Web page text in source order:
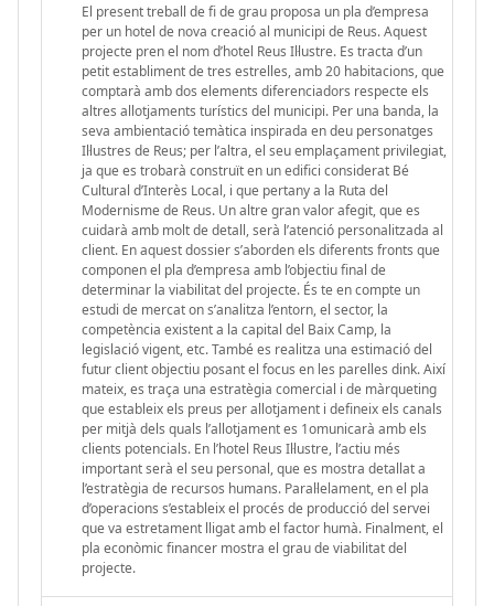
El present treball de fi de grau proposa un pla d’empresa
per un hotel de nova creació al municipi de Reus. Aquest
projecte pren el nom d’hotel Reus Il·lustre. Es tracta d’un
petit establiment de tres estrelles, amb 20 habitacions, que
comptarà amb dos elements diferenciadors respecte els
altres allotjaments turístics del municipi. Per una banda, la
seva ambientació temàtica inspirada en deu personatges
Il·lustres de Reus; per l’altra, el seu emplaçament privilegiat,
ja que es trobarà construït en un edifici considerat Bé
Cultural d’Interès Local, i que pertany a la Ruta del
Modernisme de Reus. Un altre gran valor afegit, que es
cuidarà amb molt de detall, serà l’atenció personalitzada al
client. En aquest dossier s’aborden els diferents fronts que
componen el pla d’empresa amb l’objectiu final de
determinar la viabilitat del projecte. És te en compte un
estudi de mercat on s’analitza l’entorn, el sector, la
competència existent a la capital del Baix Camp, la
legislació vigent, etc. També es realitza una estimació del
futur client objectiu posant el focus en les parelles dink. Així
mateix, es traça una estratègia comercial i de màrqueting
que estableix els preus per allotjament i defineix els canals
per mitjà dels quals l’allotjament es 1omunicarà amb els
clients potencials. En l’hotel Reus Il·lustre, l’actiu més
important serà el seu personal, que es mostra detallat a
l’estratègia de recursos humans. Paral·lelament, en el pla
d’operacions s’estableix el procés de producció del servei
que va estretament lligat amb el factor humà. Finalment, el
pla econòmic financer mostra el grau de viabilitat del
projecte.